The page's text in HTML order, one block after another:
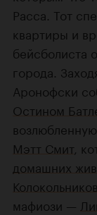
Расса. Тот
квартиры и
бейсболиста
города.
Аронофски
Остином
Мэтт Смит ,
домашних
Колокольников
мафиози —